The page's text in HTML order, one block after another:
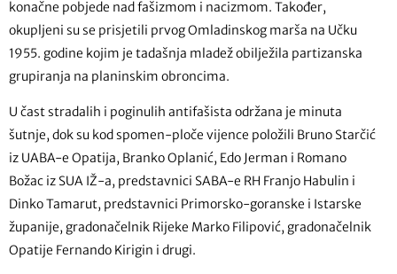
konačne pobjede nad fašizmom i nacizmom. Također,
okupljeni su se prisjetili prvog Omladinskog marša na Učku
1955. godine kojim je tadašnja mladež obilježila partizanska
grupiranja na planinskim obroncima.
U čast stradalih i poginulih antifašista održana je minuta
šutnje, dok su kod spomen-ploče vijence položili Bruno Starčić
iz UABA-e Opatija, Branko Oplanić, Edo Jerman i Romano
Božac iz SUA IŽ-a, predstavnici SABA-e RH Franjo Habulin i
Dinko Tamarut, predstavnici Primorsko-goranske i Istarske
županije, gradonačelnik Rijeke Marko Filipović, gradonačelnik
Opatije Fernando Kirigin i drugi.